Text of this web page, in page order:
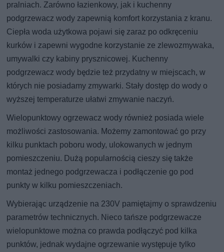
pralniach. Zarówno łazienkowy, jak i kuchenny
podgrzewacz wody zapewnią komfort korzystania z kranu.
Ciepła woda użytkowa pojawi się zaraz po odkręceniu
kurków i zapewni wygodne korzystanie ze zlewozmywaka,
umywalki czy kabiny prysznicowej. Kuchenny
podgrzewacz wody będzie też przydatny w miejscach, w
których nie posiadamy zmywarki. Stały dostęp do wody o
wyższej temperaturze ułatwi zmywanie naczyń.
Wielopunktowy ogrzewacz wody również posiada wiele
możliwości zastosowania. Możemy zamontować go przy
kilku punktach poboru wody, ulokowanych w jednym
pomieszczeniu. Dużą popularnością cieszy się także
montaż jednego podgrzewacza i podłączenie go pod
punkty w kilku pomieszczeniach.
Wybierając urządzenie na 230V pamiętajmy o sprawdzeniu
parametrów technicznych. Nieco tańsze podgrzewacze
wielopunktowe można co prawda podłączyć pod kilka
punktów, jednak wydajne ogrzewanie występuje tylko